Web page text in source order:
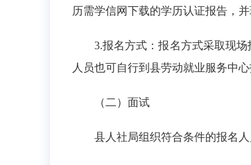
历需学信网下载的学历认证报告，
3.报名方式：报名方式采取现场
人员也可自行到县劳动就业服务中
（二）面试
县人社局组织符合条件的报名人